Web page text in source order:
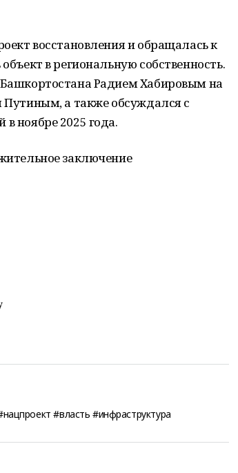
восстановления и обращалась к
в региональную собственность.
Радием Хабировым на
а также обсуждался с
ноябре 2025 года.
заключение
#власть #инфраструктура